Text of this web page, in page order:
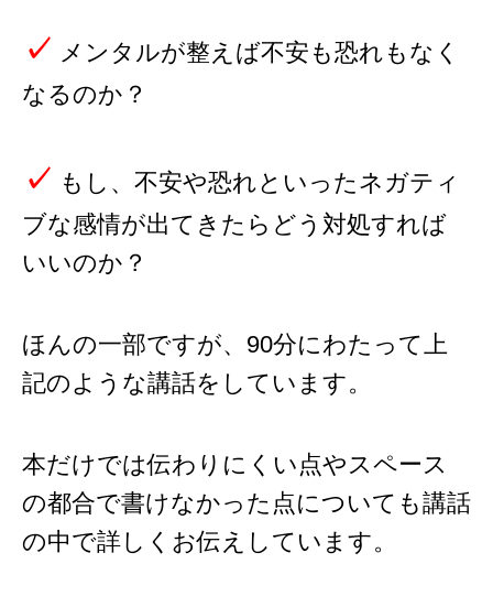
✓ メンタルが整えば不安も恐れもなく
なるのか？
✓ もし、不安や恐れといったネガティ
ブな感情が出てきたらどう対処すれば
いいのか？
ほんの一部ですが、90分にわたって上
記のような講話をしています。
本だけでは伝わりにくい点やスペース
の都合で書けなかった点についても講話
の中で詳しくお伝えしています。